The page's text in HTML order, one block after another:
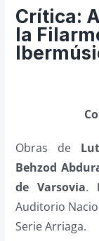
Cosas de
Nosotros y
Buscar:
Crítica:
la
Obras de
Behzod
de Varsovia.
Auditorio
Serie Arriaga.